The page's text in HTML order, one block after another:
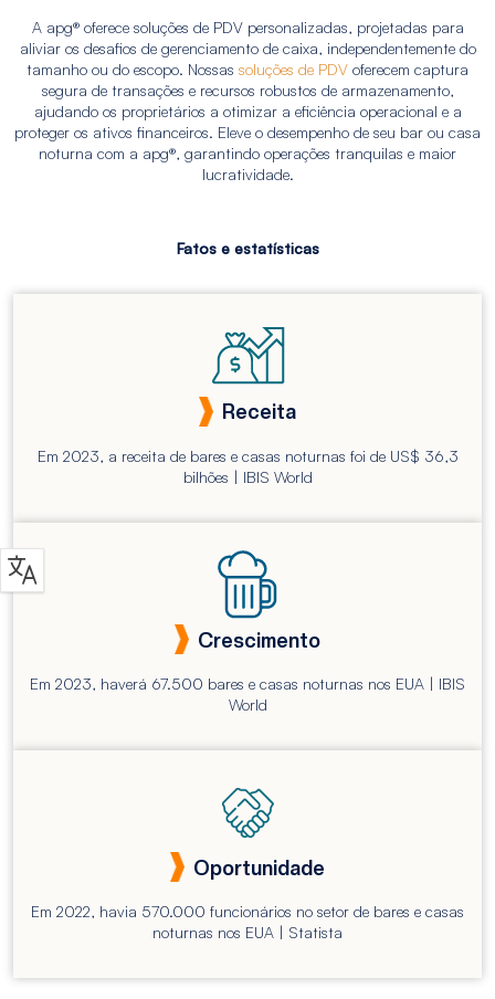
A apg® oferece soluções de PDV personalizadas, projetadas para
aliviar os desafios de gerenciamento de caixa, independentemente do
tamanho ou do escopo. Nossas soluções de PDV oferecem captura
segura de transações e recursos robustos de armazenamento,
ajudando os proprietários a otimizar a eficiência operacional e a
proteger os ativos financeiros. Eleve o desempenho de seu bar ou casa
noturna com a apg®, garantindo operações tranquilas e maior
lucratividade.
Fatos e estatísticas
Receita
Em 2023, a receita de bares e casas noturnas foi de US$ 36,3
bilhões | IBIS World
Crescimento
Em 2023, haverá 67.500 bares e casas noturnas nos EUA | IBIS
World
Oportunidade
Em 2022, havia 570.000 funcionários no setor de bares e casas
noturnas nos EUA | Statista